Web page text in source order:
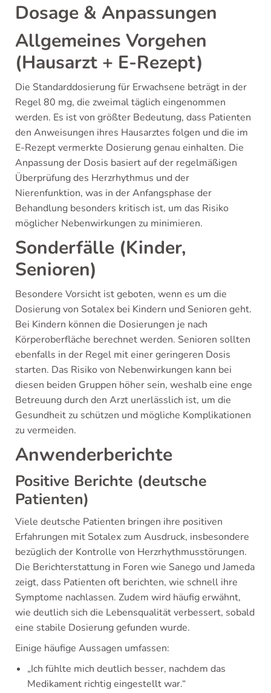
Dosage & Anpassungen
Allgemeines Vorgehen
(Hausarzt + E-Rezept)
Die Standarddosierung für Erwachsene beträgt in der
Regel 80 mg, die zweimal täglich eingenommen
werden. Es ist von größter Bedeutung, dass Patienten
den Anweisungen ihres Hausarztes folgen und die im
E-Rezept vermerkte Dosierung genau einhalten. Die
Anpassung der Dosis basiert auf der regelmäßigen
Überprüfung des Herzrhythmus und der
Nierenfunktion, was in der Anfangsphase der
Behandlung besonders kritisch ist, um das Risiko
möglicher Nebenwirkungen zu minimieren.
Sonderfälle (Kinder,
Senioren)
Besondere Vorsicht ist geboten, wenn es um die
Dosierung von Sotalex bei Kindern und Senioren geht.
Bei Kindern können die Dosierungen je nach
Körperoberfläche berechnet werden. Senioren sollten
ebenfalls in der Regel mit einer geringeren Dosis
starten. Das Risiko von Nebenwirkungen kann bei
diesen beiden Gruppen höher sein, weshalb eine enge
Betreuung durch den Arzt unerlässlich ist, um die
Gesundheit zu schützen und mögliche Komplikationen
zu vermeiden.
Anwenderberichte
Positive Berichte (deutsche
Patienten)
Viele deutsche Patienten bringen ihre positiven
Erfahrungen mit Sotalex zum Ausdruck, insbesondere
bezüglich der Kontrolle von Herzrhythmusstörungen.
Die Berichterstattung in Foren wie Sanego und Jameda
zeigt, dass Patienten oft berichten, wie schnell ihre
Symptome nachlassen. Zudem wird häufig erwähnt,
wie deutlich sich die Lebensqualität verbessert, sobald
eine stabile Dosierung gefunden wurde.
Einige häufige Aussagen umfassen:
„Ich fühlte mich deutlich besser, nachdem das
Medikament richtig eingestellt war.“